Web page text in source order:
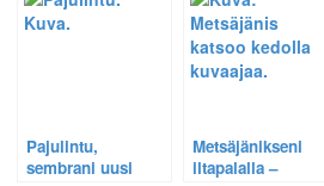
Pajulintu,
sembrani uusi
Metsäjänikseni
iltapalalla –